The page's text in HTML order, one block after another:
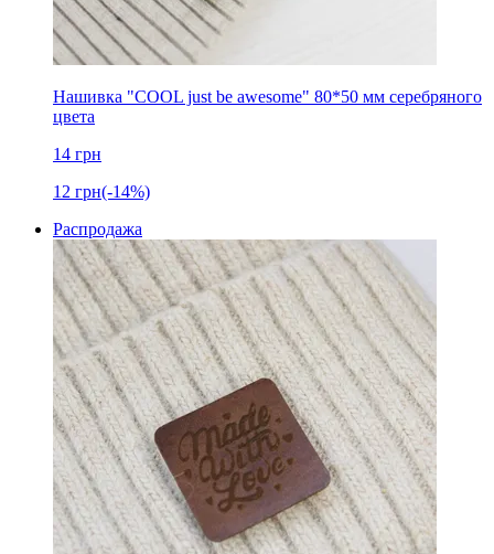
Нашивка "COOL just be awesome" 80*50 мм серебряного
цвета
14 грн
12 грн(-14%)
Распродажа